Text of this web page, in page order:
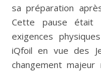
sa préparation
Cette pause était
exigences
iQfoil en vue des
changement